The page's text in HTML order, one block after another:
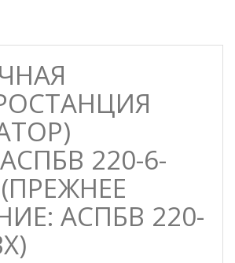
220-6-
АСПБВ 220-